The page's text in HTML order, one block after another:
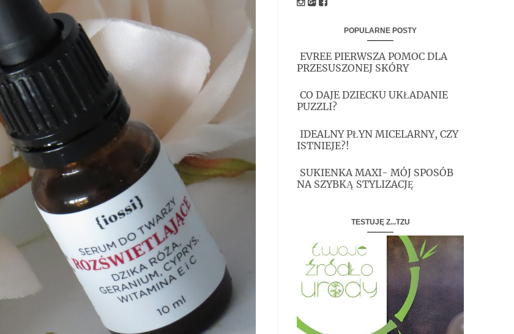
POPULARNE POSTY
EVREE PIERWSZA POMOC DLA
PRZESUSZONEJ SKÓRY
CO DAJE DZIECKU UKŁADANIE
PUZZLI?
IDEALNY PŁYN MICELARNY, CZY
ISTNIEJE?!
SUKIENKA MAXI- MÓJ SPOSÓB
NA SZYBKĄ STYLIZACJĘ
TESTUJĘ Z...TZU